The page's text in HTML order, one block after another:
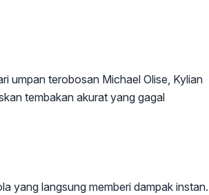
umpan terobosan Michael Olise, Kylian
tembakan akurat yang gagal
yang langsung memberi dampak instan.